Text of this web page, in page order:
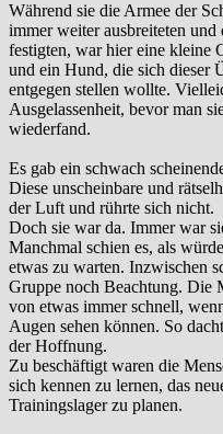
Während sie die Armee der
immer weiter ausbreiteten
festigten, war hier eine kleine
und ein Hund, die sich dieser
entgegen stellen wollte.
Ausgelassenheit, bevor man
wiederfand.
Es gab ein schwach
Diese unscheinbare und
der Luft und rührte sich nicht.
Doch sie war da. Immer war
Manchmal schien es, als
etwas zu warten. Inzwischen
Gruppe noch Beachtung. Die
von etwas immer schnell,
Augen sehen können. So
der Hoffnung.
Zu beschäftigt waren die
sich kennen zu lernen, das
Trainingslager zu planen.